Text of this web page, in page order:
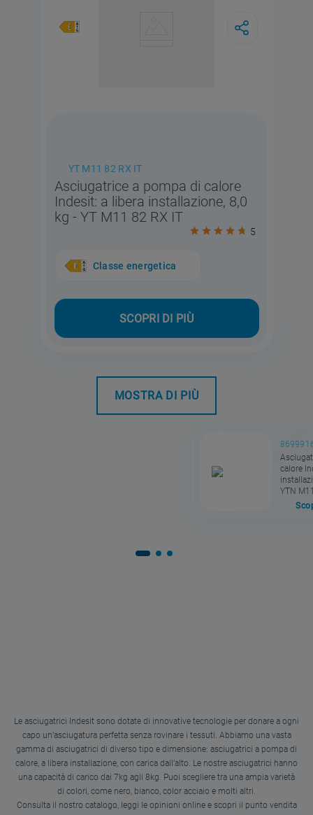
YT M11 82 RX IT
Asciugatrice a pompa di calore
Indesit: a libera installazione, 8,0
kg - YT M11 82 RX IT
5
Classe energetica
SCOPRI DI PIÙ
MOSTRA DI PIÙ
calore
YTN
Le asciugatrici Indesit sono dotate di innovative tecnologie per donare a ogni
capo un’asciugatura perfetta senza rovinare i tessuti. Abbiamo una vasta
gamma di asciugatrici di diverso tipo e dimensione: asciugatrici a pompa di
calore, a libera installazione, con carica dall’alto. Le nostre asciugatrici hanno
una capacità di carico dai 7kg agli 8kg. Puoi scegliere tra una ampia varietà
di colori, come nero, bianco, color acciaio e molti altri.
Consulta il nostro catalogo, leggi le opinioni online e scopri il punto vendita